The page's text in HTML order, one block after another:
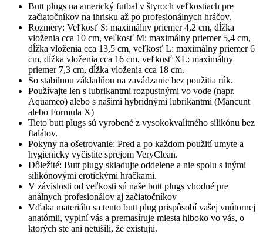
Butt plugs na americký futbal v štyroch veľkostiach pre
začiatočníkov na ihrisku až po profesionálnych hráčov.
Rozmery: Veľkosť S: maximálny priemer 4,2 cm, dĺžka
vloženia cca 10 cm, veľkosť M: maximálny priemer 5,4 cm,
dĺžka vloženia cca 13,5 cm, veľkosť L: maximálny priemer 6
cm, dĺžka vloženia cca 16 cm, veľkosť XL: maximálny
priemer 7,3 cm, dĺžka vloženia cca 18 cm.
So stabilnou základňou na zavádzanie bez použitia rúk.
Používajte len s lubrikantmi rozpustnými vo vode (napr.
Aquameo) alebo s našimi hybridnými lubrikantmi (Mancunt
alebo Formula X)
Tieto butt plugs sú vyrobené z vysokokvalitného silikónu bez
ftalátov.
Pokyny na ošetrovanie: Pred a po každom použití umyte a
hygienicky vyčistite sprejom VeryClean.
Dôležité: Butt plugy skladujte oddelene a nie spolu s inými
silikónovými erotickými hračkami.
V závislosti od veľkosti sú naše butt plugs vhodné pre
análnych profesionálov aj začiatočníkov
Vďaka materiálu sa tento butt plug prispôsobí vašej vnútornej
anatómii, vyplní vás a premasíruje miesta hlboko vo vás, o
ktorých ste ani netušili, že existujú.